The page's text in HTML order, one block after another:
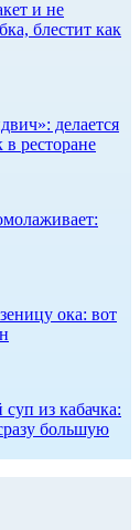
и не
блестит как
делается
в ресторане
ока: вот
из кабачка:
большую